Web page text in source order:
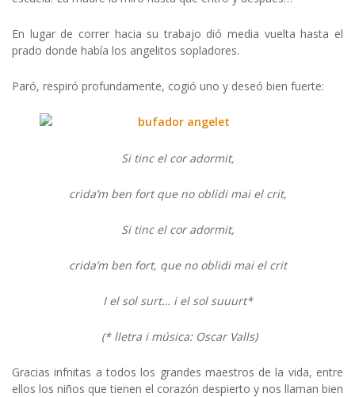
En lugar de correr hacia su trabajo dió media vuelta hasta el
prado donde había los angelitos sopladores.
Paró, respiró profundamente, cogió uno y deseó bien fuerte:
Si tinc el cor adormit,
crida’m ben fort que no oblidi mai el crit,
Si tinc el cor adormit,
crida’m ben fort, que no oblidi mai el crit
I el sol surt… i el sol suuurt*
(* lletra i música: Oscar Valls)
Gracias infnitas a todos los grandes maestros de la vida, entre
ellos los niños que tienen el corazón despierto y nos llaman bien